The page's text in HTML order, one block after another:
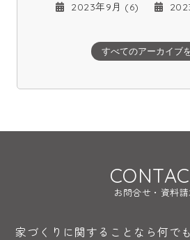
2023年9月 (6)
すべてのアーカイブ
お問合せ・資料
家づくりに関することなら何で